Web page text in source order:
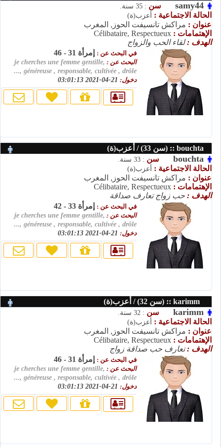
samy44 سن : 35 سنة.
الحالة الاجتماعية : أعزب(ة)
عنوان : مراكش تانسيفت الحوز, المغرب
الإهتمامات : Célibataire, Respectueux
الهدف :لقاء الحب والزواج
في البحث عن : إمرأة 31 - 46
البحث عن : je cherches une femme gentille,
généreuse , responsable, cultivée , drôle ,...
دخول:
bouchta سن : 33 سنة.
الحالة الاجتماعية : أعزب(ة)
عنوان : مراكش تانسيفت الحوز, المغرب
الإهتمامات : Célibataire, Respectueux
الهدف : حب زواج تعارف صداقة
في البحث عن : إمرأة 33 - 42
البحث عن : je cherches une femme gentille,
généreuse , responsable, cultivée , drôle ,...
دخول:
karimm سن : 32 سنة.
الحالة الاجتماعية : أعزب(ة)
عنوان : مراكش تانسيفت الحوز, المغرب
الإهتمامات : Célibataire, Respectueux
الهدف :تعارف حب صداقة زواج
في البحث عن : إمرأة 31 - 46
البحث عن : je cherches une femme gentille,
généreuse , responsable, cultivée , drôle ,...
دخول: